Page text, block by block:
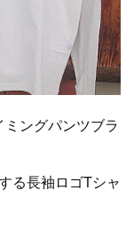
ングパンツブラ
る長袖ロゴTシャ